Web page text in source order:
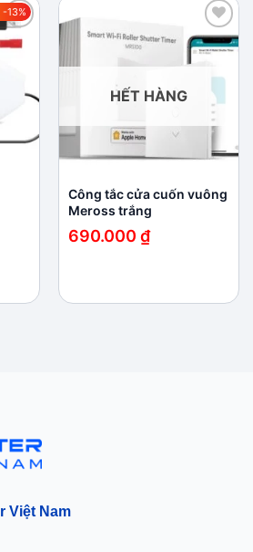
13%
to
wishlist
Add to
wishlist
HẾT HÀNG
Công tắc cửa cuốn vuông
Meross trắng
690.000 ₫
Việt Nam